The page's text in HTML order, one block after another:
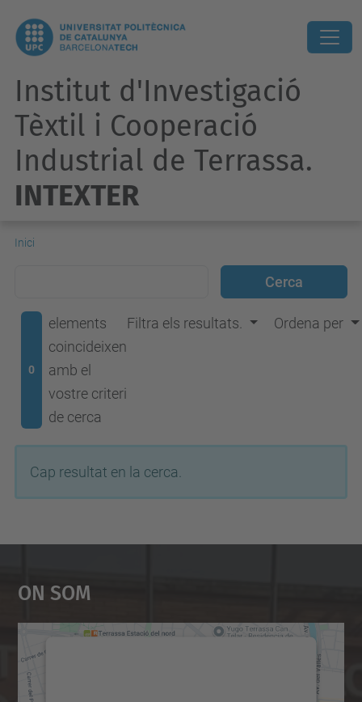
Institut d'Investigació
Tèxtil i Cooperació
Industrial de Terrassa.
INTEXTER
Inici
0
elements
coincideixen
amb el
vostre criteri
de cerca
Filtra els resultats. Ordena per
Cap resultat en la cerca.
On Som